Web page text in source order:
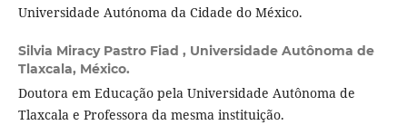
Universidade Autónoma da Cidade do México.
Silvia Miracy Pastro Fiad , Universidade Autônoma de
Tlaxcala, México.
Doutora em Educação pela Universidade Autônoma de
Tlaxcala e Professora da mesma instituição.